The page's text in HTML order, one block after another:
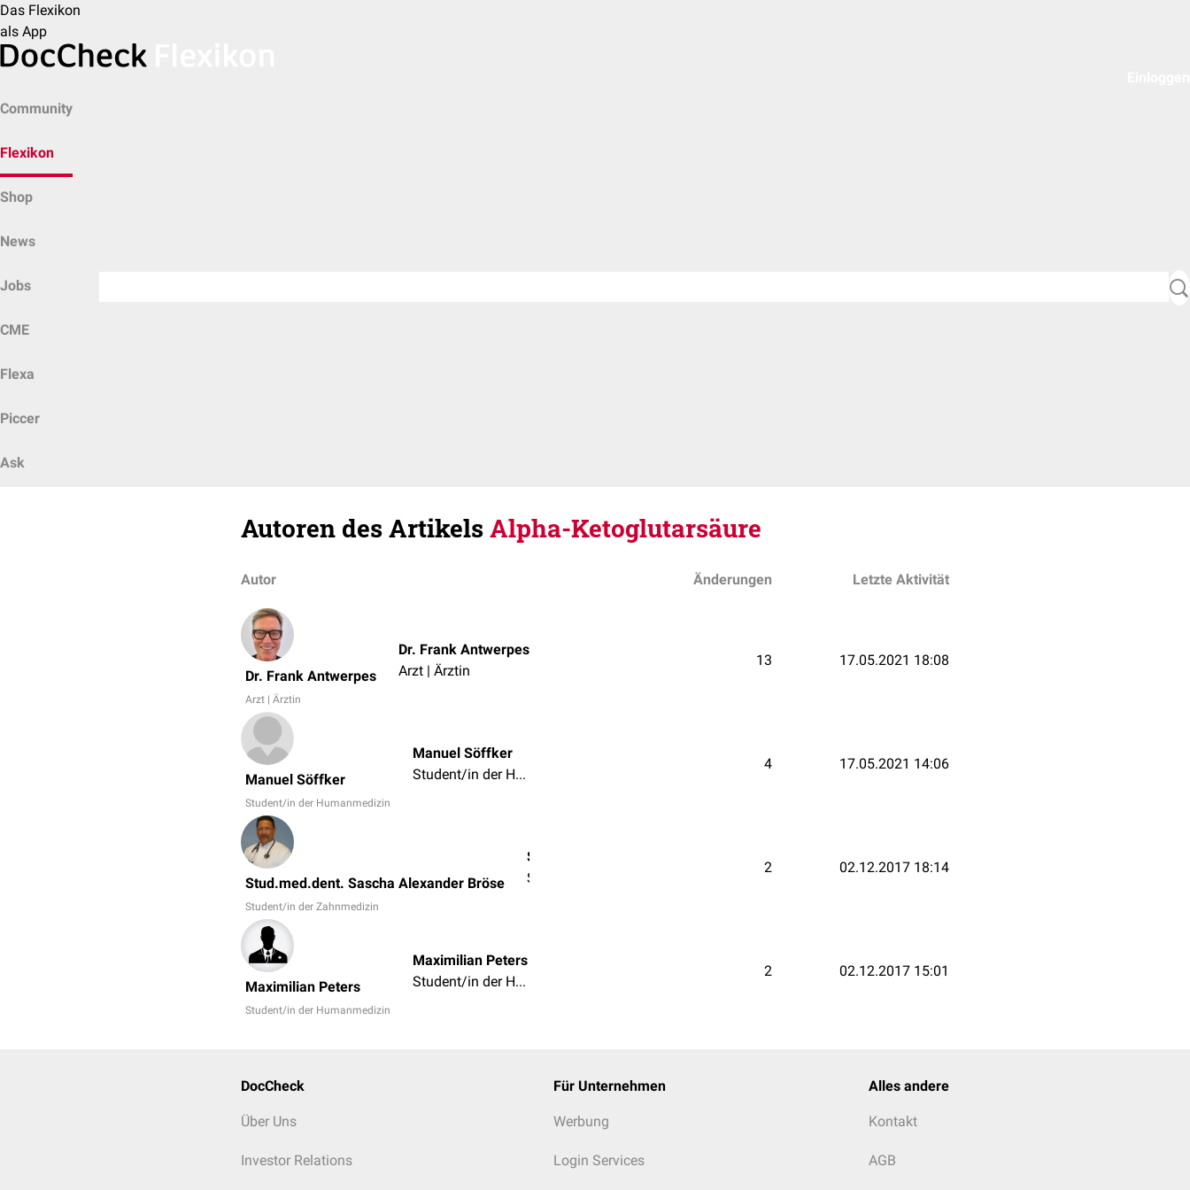
Das Flexikon
als App
Community
Flexikon
Shop
News
Jobs
CME
Flexa
Piccer
Ask
Autoren des ArtikelsAlpha-Ketoglutarsäure
Autor Änderungen Letzte Aktivität
Dr. Frank Antwerpes
Arzt | Ärztin
Dr. Frank Antwerpes
Arzt | Ärztin
13 17.05.2021 18:08
Manuel Söffker
Student/in der Humanmedizin
Manuel Söffker
Student/in der Humanmedizin
4 17.05.2021 14:06
Stud.med.dent. Sascha Alexander Bröse
Student/in der Zahnmedizin
2 02.12.2017 18:14
Maximilian Peters
Student/in der Humanmedizin
Maximilian Peters
Student/in der Humanmedizin
2 02.12.2017 15:01
DocCheck
Über Uns
Investor Relations
Für Unternehmen
Werbung
Login Services
Alles andere
Kontakt
AGB